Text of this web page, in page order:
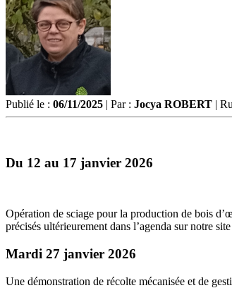
Publié le : 06/11/2025 | Par : Jocya ROBERT |
Du 12 au 17 janvier 2026
Opération de sciage pour la production de bois
précisés ultérieurement dans l’agenda sur notre
Mardi 27 janvier 2026
Une démonstration de récolte mécanisée et de